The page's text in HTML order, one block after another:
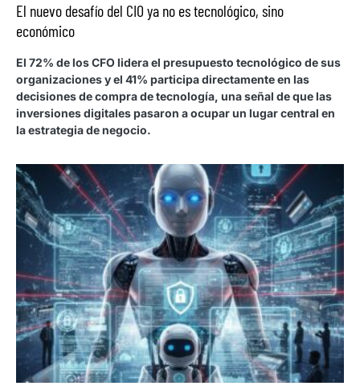
El nuevo desafío del CIO ya no es tecnológico, sino
económico
El 72% de los CFO lidera el presupuesto tecnológico de sus
organizaciones y el 41% participa directamente en las
decisiones de compra de tecnología, una señal de que las
inversiones digitales pasaron a ocupar un lugar central en
la estrategia de negocio.